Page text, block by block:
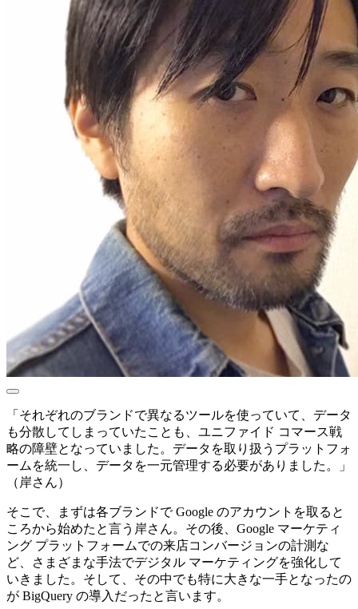
「それぞれのブランドで異なるツールを使っていて、データ
も分散してしまっていたことも、ユニファイド コマース戦
略の障壁となっていました。データを取り扱うプラットフォ
ームを統一し、データを一元管理する必要がありました。」
（岸さん）
そこで、まずは各ブランドで Google のアカウントを取ると
ころから始めたと言う岸さん。その後、Google マーケティ
ング プラットフォームでの来店コンバージョンの計測な
ど、さまざまな手法でデジタル マーケティングを強化して
いきました。そして、その中でも特に大きな一手となったの
が BigQuery の導入だったと言います。